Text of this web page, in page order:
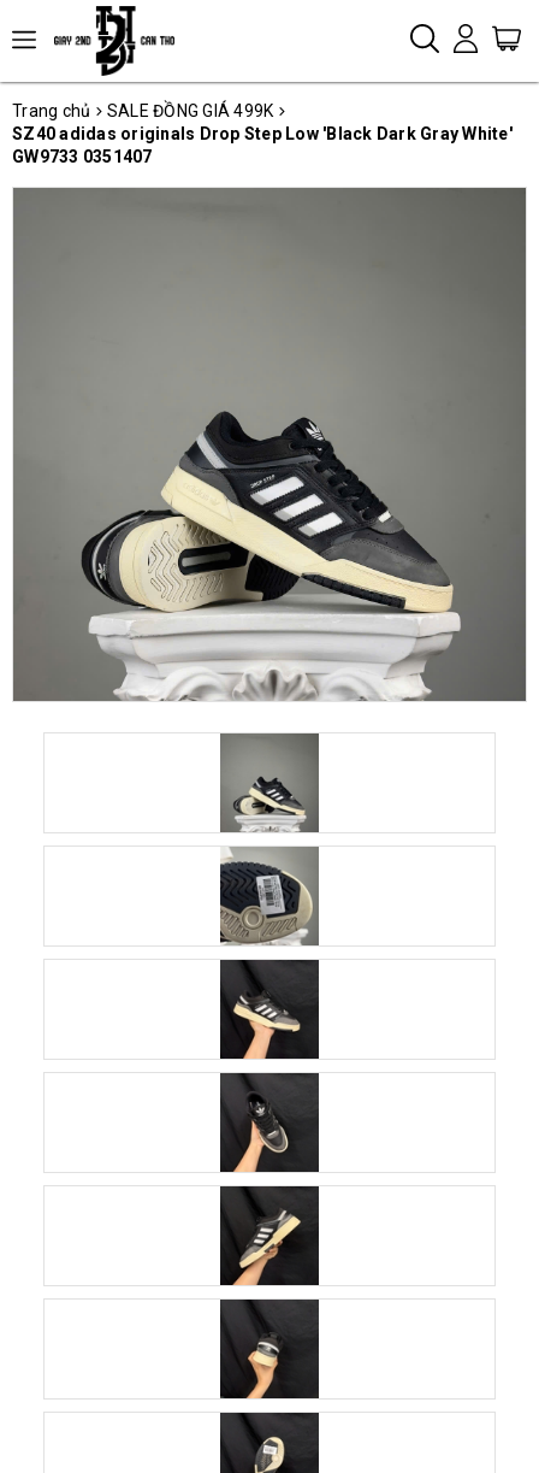
Trang chủ
SALE ĐỒNG GIÁ 499K
SZ40 adidas originals Drop Step Low 'Black Dark Gray White'
GW9733 0351407